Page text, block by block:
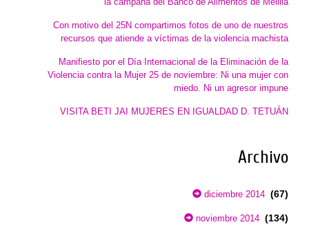
Con motivo del 25N compartimos fotos de uno de nuestros
recursos que atiende a víctimas de la violencia machista
Manifiesto por el Día Internacional de la Eliminación de la
Violencia contra la Mujer 25 de noviembre: Ni una mujer con
miedo. Ni un agresor impune
VISITA BETI JAI MUJERES EN IGUALDAD D. TETUÁN
Archivo
diciembre 2014 (67)
noviembre 2014 (134)